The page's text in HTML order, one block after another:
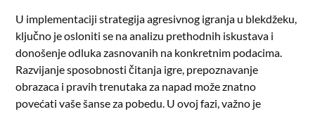
U implementaciji strategija agresivnog igranja u blekdžeku,
ključno je osloniti se na analizu prethodnih iskustava i
donošenje odluka zasnovanih na konkretnim podacima.
Razvijanje sposobnosti čitanja igre, prepoznavanje
obrazaca i pravih trenutaka za napad može znatno
povećati vaše šanse za pobedu. U ovoj fazi, važno je